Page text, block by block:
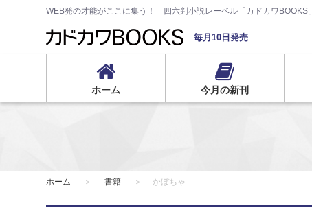
WEB発の才能がここに集う！ 四六判小説レーベル「カドカワBOOKS」
毎月10日発売
ホーム 今月の新刊
ホーム 書籍 かぼちゃ